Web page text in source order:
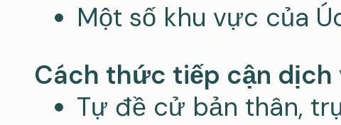
Một số khu vực của
Cách thức tiếp cận dịch
Tự đề cử bản thân,